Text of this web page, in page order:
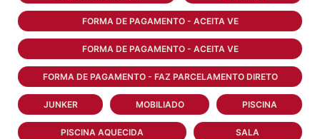
FORMA DE PAGAMENTO - ACEITA VE
FORMA DE PAGAMENTO - ACEITA VE
FORMA DE PAGAMENTO - FAZ PARCELAMENTO DIRETO
JUNKER MOBILIADO PISCINA
PISCINA AQUECIDA SALA